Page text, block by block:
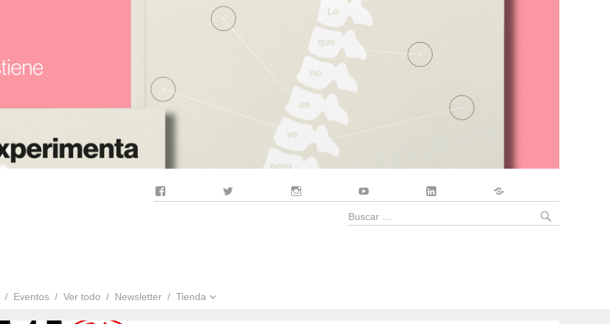
Eventos Ver todo Newsletter Tienda
Buscar